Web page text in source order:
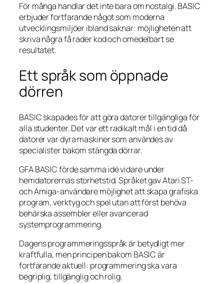
För många handlar det inte bara om nostalgi. BASIC
erbjuder fortfarande något som moderna
utvecklingsmiljöer ibland saknar: möjligheten att
skriva några få rader kod och omedelbart se
resultatet.
Ett språk som öppnade
dörren
BASIC skapades för att göra datorer tillgängliga för
alla studenter. Det var ett radikalt mål i en tid då
datorer var dyra maskiner som användes av
specialister bakom stängda dörrar.
GFA BASIC förde samma idé vidare under
hemdatorernas storhetstid. Språket gav Atari ST-
och Amiga-användare möjlighet att skapa grafiska
program, verktyg och spel utan att först behöva
behärska assembler eller avancerad
systemprogrammering.
Dagens programmeringsspråk är betydligt mer
kraftfulla, men principen bakom BASIC är
fortfarande aktuell: programmering ska vara
begriplig, tillgänglig och rolig.